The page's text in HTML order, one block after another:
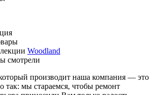
Woodland
смотрели
производит наша компания — это
так: мы стараемся, чтобы ремонт